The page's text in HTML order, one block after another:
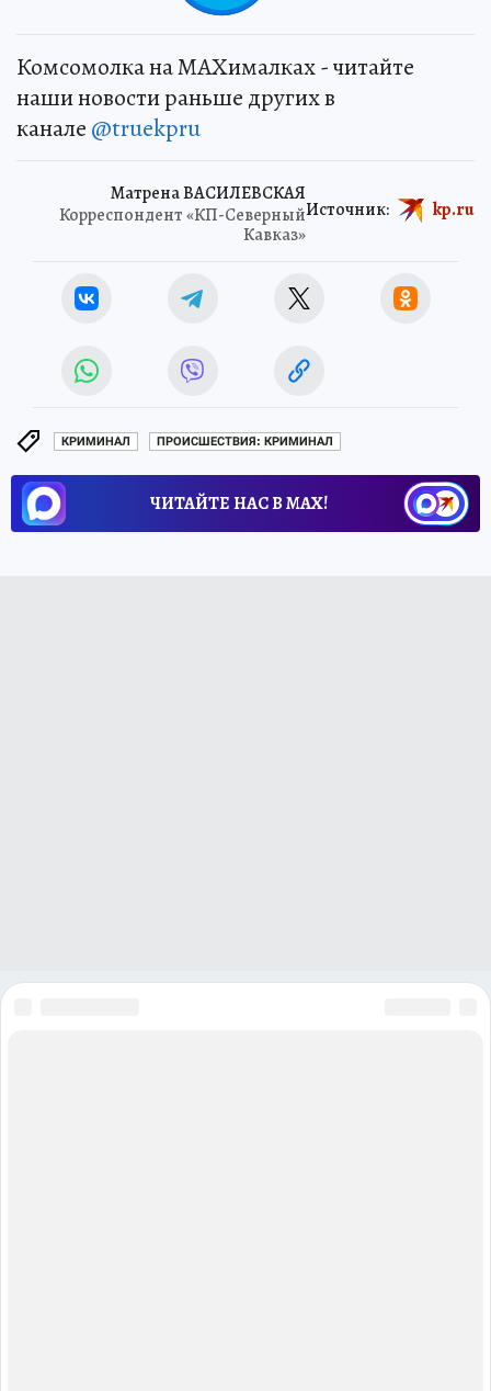
Комсомолка на MAXималках - читайте
наши новости раньше других в
канале @truekpru
Матрена ВАСИЛЕВСКАЯ
Корреспондент «КП-Северный
Кавказ»
Источник: kp.ru
КРИМИНАЛ ПРОИСШЕСТВИЯ: КРИМИНАЛ
ЧИТАЙТЕ НАС В МАХ!